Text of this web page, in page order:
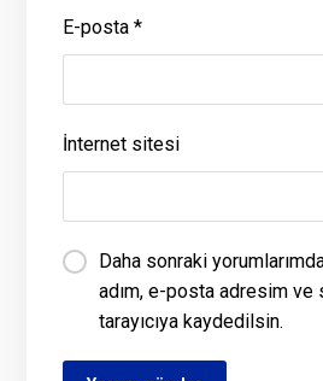
E-posta*
İnternet sitesi
Daha sonraki
adım, e-posta adresim
tarayıcıya kaydedilsin.